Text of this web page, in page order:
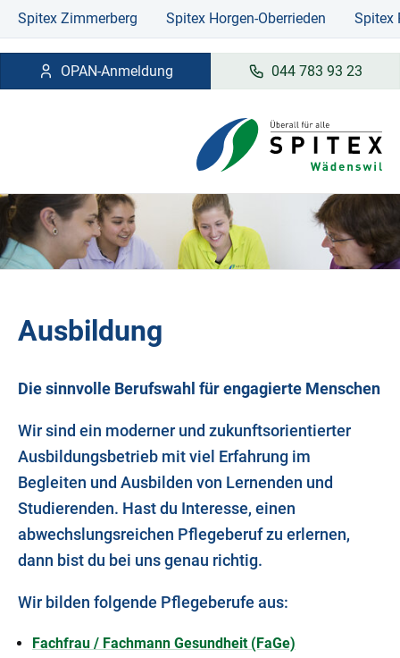
Spitex Zimmerberg Spitex Horgen-Oberrieden Spitex
OPAN-Anmeldung 044 783 93 23
Ausbildung
Die sinnvolle Berufswahl für engagierte Menschen
Wir sind ein moderner und zukunftsorientierter
Ausbildungsbetrieb mit viel Erfahrung im
Begleiten und Ausbilden von Lernenden und
Studierenden. Hast du Interesse, einen
abwechslungsreichen Pflegeberuf zu erlernen,
dann bist du bei uns genau richtig.
Wir bilden folgende Pflegeberufe aus:
Fachfrau / Fachmann Gesundheit (FaGe)